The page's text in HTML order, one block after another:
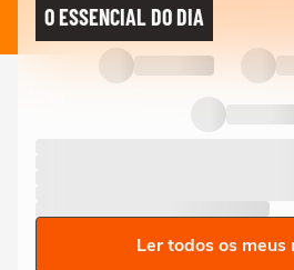
O ESSENCIAL DO DIA
Ler todos os meus